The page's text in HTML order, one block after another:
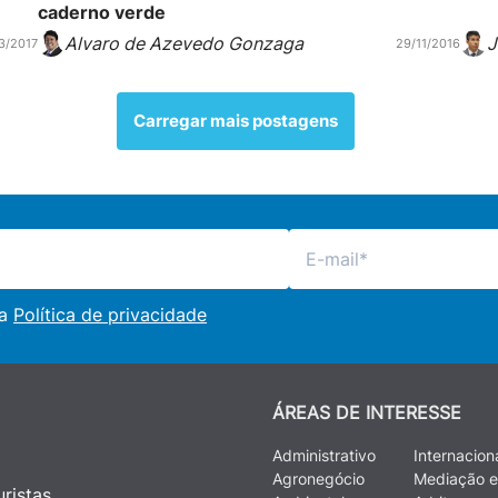
2017
caderno verde
Alvaro de Azevedo Gonzaga
29/11/2016
Carregar mais postagens
Política de privacidade
ÁREAS DE INTERESSE
Administrativo
Agronegócio
Mediação e